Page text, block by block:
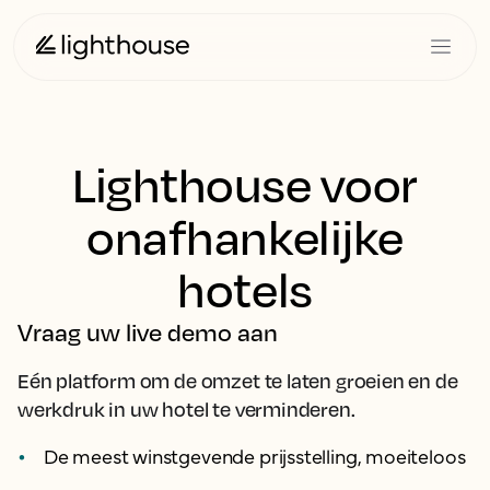
Lighthouse voor
onafhankelijke
hotels
Vraag uw live demo aan
Eén platform om de omzet te laten groeien en de
werkdruk in uw hotel te verminderen.
De meest winstgevende prijsstelling, moeiteloos